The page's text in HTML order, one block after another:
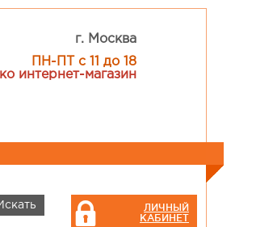
г. Москва
ПН-ПТ с 11 до 18
интернет-магазин
ЛИЧНЫЙ
КАБИНЕТ